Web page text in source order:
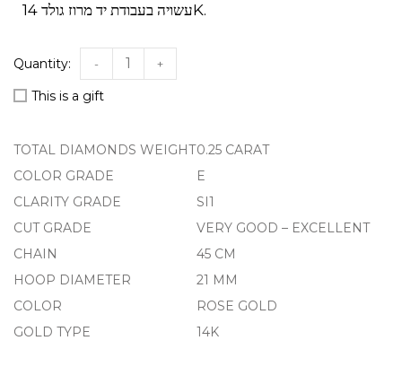
עשויה בעבודת יד מרוז גולד 14K.
This is a gift
- +
TOTAL DIAMONDS WEIGHT0.25 CARAT
COLOR GRADE
E
CLARITY GRADE
SI1
CUT GRADE
VERY GOOD – EXCELLENT
CHAIN
45 CM
HOOP DIAMETER
21 MM
COLOR
ROSE GOLD
GOLD TYPE
14K